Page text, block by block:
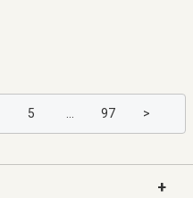
5 ... 97 >
+